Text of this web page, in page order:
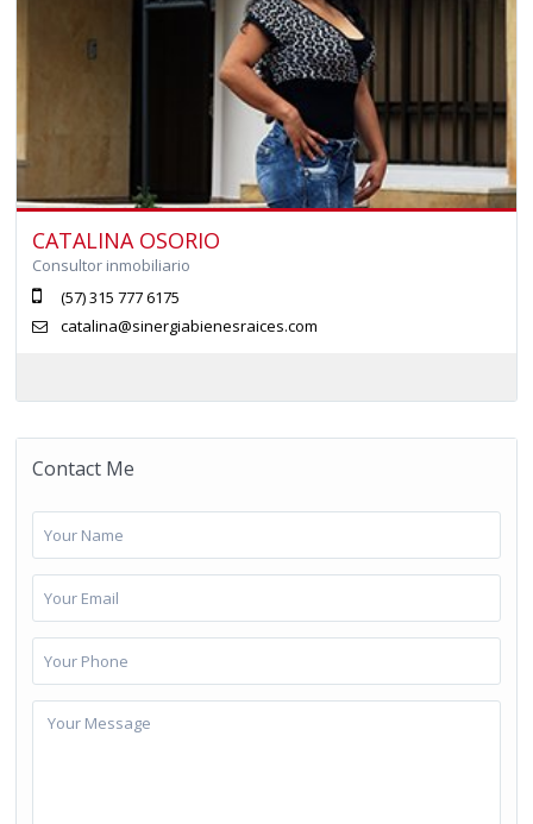
CATALINA OSORIO
Consultor inmobiliario
(57) 315 777 6175
catalina@sinergiabienesraices.com
Contact Me